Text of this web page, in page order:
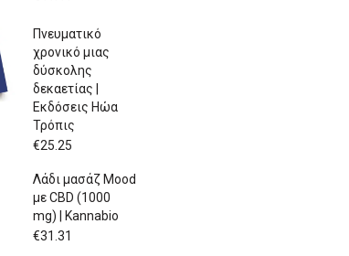
Πνευματικό
χρονικό μιας
δύσκολης
δεκαετίας |
Εκδόσεις Ηώα
Τρόπις
€25.25
Λάδι μασάζ Mood
με CBD (1000
mg) | Kannabio
€31.31